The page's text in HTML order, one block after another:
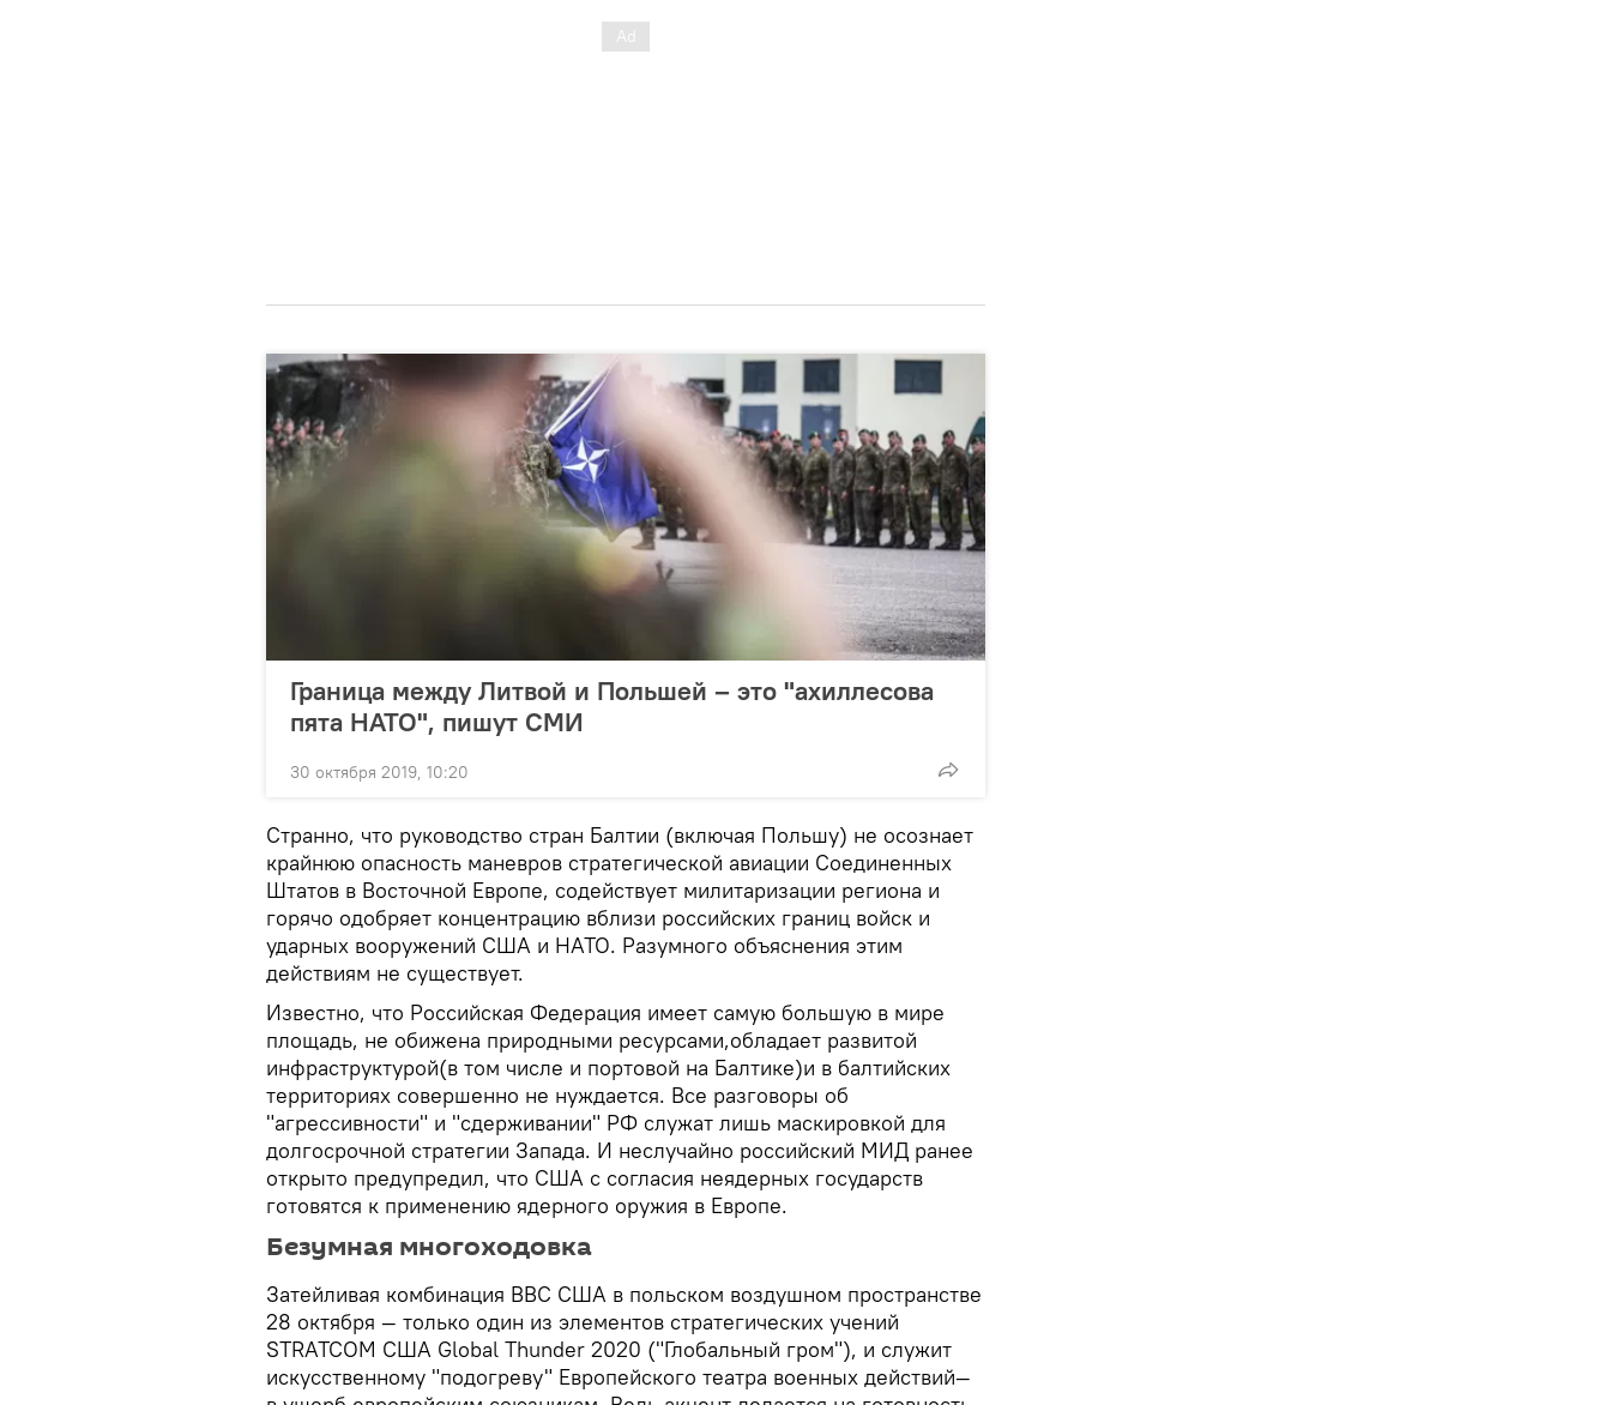
Граница между Литвой и Польшей – это "ахиллесова
пята НАТО", пишут СМИ
30 октября 2019, 10:20
Странно, что руководство стран Балтии (включая Польшу) не осознает
крайнюю опасность маневров стратегической авиации Соединенных
Штатов в Восточной Европе, содействует милитаризации региона и
горячо одобряет концентрацию вблизи российских границ войск и
ударных вооружений США и НАТО. Разумного объяснения этим
действиям не существует.
Известно, что Российская Федерация имеет самую большую в мире
площадь, не обижена природными ресурсами,обладает развитой
инфраструктурой(в том числе и портовой на Балтике)и в балтийских
территориях совершенно не нуждается. Все разговоры об
"агрессивности" и "сдерживании" РФ служат лишь маскировкой для
долгосрочной стратегии Запада. И неслучайно российский МИД ранее
открыто предупредил, что США с согласия неядерных государств
готовятся к применению ядерного оружия в Европе.
Безумная многоходовка
Затейливая комбинация ВВС США в польском воздушном пространстве
28 октября — только один из элементов стратегических учений
STRATCOM США Global Thunder 2020 ("Глобальный гром"), и служит
искусственному "подогреву" Европейского театра военных действий—